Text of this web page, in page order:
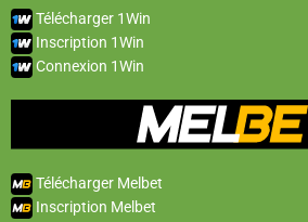
Télécharger 1Win
Inscription 1Win
Connexion 1Win
Télécharger Melbet
Inscription Melbet